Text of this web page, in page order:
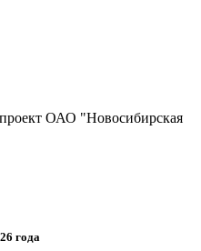
ОАО "Новосибирская
года